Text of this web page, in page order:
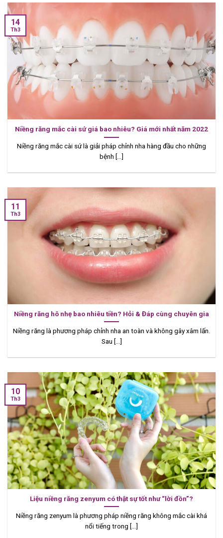
Niềng răng mắc cài sứ giá bao nhiêu? Giá mới nhất năm 2022
Niềng răng mắc cài sứ là giải pháp chỉnh nha hàng đầu cho những
bệnh [...]
14
Th3
Niềng răng hô nhẹ bao nhiêu tiền? Hỏi & Đáp cùng chuyên gia
Niềng răng là phương pháp chỉnh nha an toàn và không gây xâm lấn.
Sau [...]
11
Th3
Liệu niềng răng zenyum có thật sự tốt như “lời đồn”?
Niềng răng zenyum là phương pháp niềng răng không mắc cài khá
nổi tiếng trong [...]
10
Th3